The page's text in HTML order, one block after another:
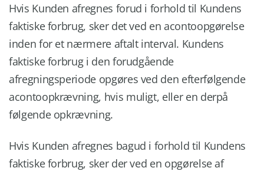
Hvis Kunden afregnes forud i forhold til Kundens
faktiske forbrug, sker det ved en acontoopgørelse
inden for et nærmere aftalt interval. Kundens
faktiske forbrug i den forudgående
afregningsperiode opgøres ved den efterfølgende
acontoopkrævning, hvis muligt, eller en derpå
følgende opkrævning.
Hvis Kunden afregnes bagud i forhold til Kundens
faktiske forbrug, sker der ved en opgørelse af